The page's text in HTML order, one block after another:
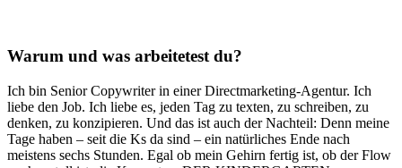
Warum und was arbeitetest du?
Ich bin Senior Copywriter in einer Directmarketing-Agentur. Ich
liebe den Job. Ich liebe es, jeden Tag zu texten, zu schreiben, zu
denken, zu konzipieren. Und das ist auch der Nachteil: Denn meine
Tage haben – seit die Ks da sind – ein natürliches Ende nach
meistens sechs Stunden. Egal ob mein Gehirn fertig ist, ob der Flow